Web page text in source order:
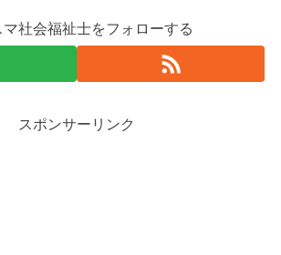
マ社会福祉士をフォローする
スポンサーリンク